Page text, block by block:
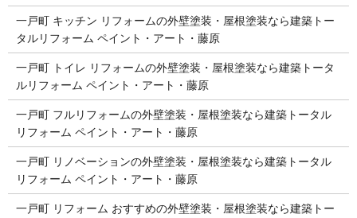
一戸町 キッチン リフォームの外壁塗装・屋根塗装なら建築トー
タルリフォーム ペイント・アート・藤原
一戸町 トイレ リフォームの外壁塗装・屋根塗装なら建築トータ
ルリフォーム ペイント・アート・藤原
一戸町 フルリフォームの外壁塗装・屋根塗装なら建築トータル
リフォーム ペイント・アート・藤原
一戸町 リノベーションの外壁塗装・屋根塗装なら建築トータル
リフォーム ペイント・アート・藤原
一戸町 リフォーム おすすめの外壁塗装・屋根塗装なら建築トー